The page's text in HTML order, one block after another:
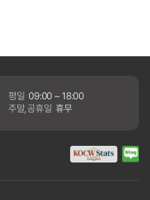
평일 09:00 ~ 18:00
주말,공휴일 휴무